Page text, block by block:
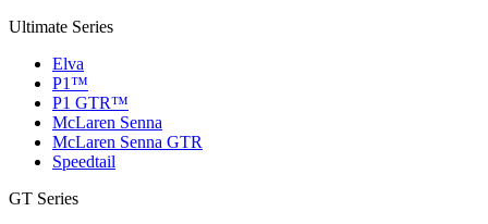
Ultimate Series
Elva
P1™
P1 GTR™
McLaren Senna
McLaren Senna GTR
Speedtail
GT Series